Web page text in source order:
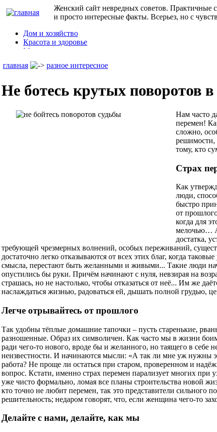
Женский сайт невредных советов. Практичные
и просто интересные факты. Всерьез, но с
Дом и хозяйство
Красота и здоровье
Мода и стиль
Дети
Семья
Юмор
Кулинарные рецепты
главная разное интересное
Не ботесь крутых поворотов
Нам часто
перемен!
сложно,
решимости,
тому, кто
Страх
Как
люди,
быстро
от
когда для
мелочью… А
достатка,
требующей чрезмерных волнений, особых переживаний,
достаточно легко отказываются от всех этих благ, когда
смысла, перестают быть желанными и живыми... Такие люди
опустились бы руки. Причём начинают с нуля, невзирая на
страшась, но не настолько, чтобы отказаться от неё... Им же
наслаждаться жизнью, радоваться ей, дышать полной грудью,
Легче отрывайтесь от прошлого
Так удобны тёплые домашние тапочки – пусть старенькие,
разношенные. Образ их символичен. Как часто мы в жизни
ради чего-то нового, вроде бы и желанного, но таящего в себе
неизвестности. И начинаются мысли: «А так ли мне уж нужны
работа? Не проще ли остаться при старом, проверенном и
вопрос. Кстати, именно страх перемен парализует многих при
уже чисто формально, ломая все планы строительства новой
кто точно не любит перемен, так это представители сильного
решительность; недаром говорят, что, если женщина чего-то
Делайте с нами, делайте, как мы